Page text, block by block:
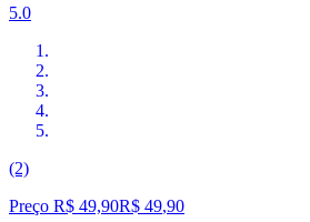
5.0
(2)
Preço R$ 49,90R$ 49,90